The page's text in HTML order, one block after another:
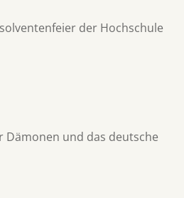
der Hochschule
und das deutsche